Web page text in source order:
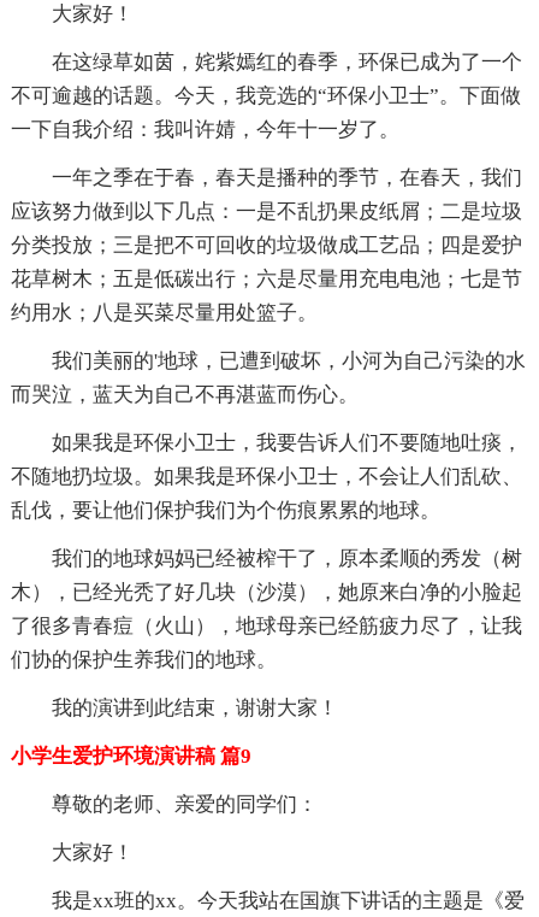
大家好！
在这绿草如茵，姹紫嫣红的春季，环保已成为了一个
不可逾越的话题。今天，我竞选的“环保小卫士”。下面做
一下自我介绍：我叫许婧，今年十一岁了。
一年之季在于春，春天是播种的季节，在春天，我们
应该努力做到以下几点：一是不乱扔果皮纸屑；二是垃圾
分类投放；三是把不可回收的垃圾做成工艺品；四是爱护
花草树木；五是低碳出行；六是尽量用充电电池；七是节
约用水；八是买菜尽量用处篮子。
我们美丽的'地球，已遭到破坏，小河为自己污染的水
而哭泣，蓝天为自己不再湛蓝而伤心。
如果我是环保小卫士，我要告诉人们不要随地吐痰，
不随地扔垃圾。如果我是环保小卫士，不会让人们乱砍、
乱伐，要让他们保护我们为个伤痕累累的地球。
我们的地球妈妈已经被榨干了，原本柔顺的秀发（树
木），已经光秃了好几块（沙漠），她原来白净的小脸起
了很多青春痘（火山），地球母亲已经筋疲力尽了，让我
们协的保护生养我们的地球。
我的演讲到此结束，谢谢大家！
小学生爱护环境演讲稿 篇9
尊敬的老师、亲爱的同学们：
大家好！
我是xx班的xx。今天我站在国旗下讲话的主题是《爱